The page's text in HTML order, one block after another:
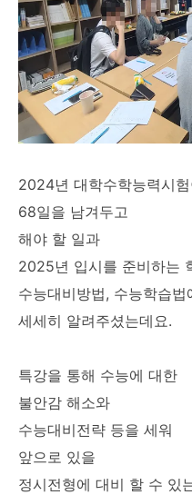
2024년 대학수학능력시험
68일을 남겨두고
해야 할 일과
2025년 입시를 준비하는
수능대비방법, 수능학습법
세세히 알려주셨는데요.
특강을 통해 수능에 대한
불안감 해소와
수능대비전략 등을 세워
앞으로 있을
정시전형에 대비 할 수 있